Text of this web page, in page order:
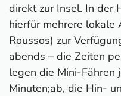
direkt zur Insel. In der
hierfür mehrere lokale
Roussos) zur
abends – die Zeiten
legen die Mini-Fähren
Minuten;ab, die Hin-